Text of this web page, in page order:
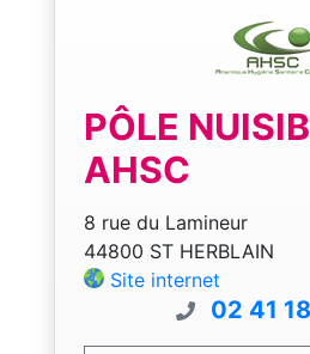
PÔLE
AHSC
8 rue du Lamineur
44800 ST HERBLAIN
Site internet
02 41